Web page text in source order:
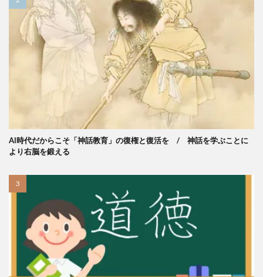
AI時代だからこそ「神話教育」の復権と復活を / 神話を学ぶことに
より右脳を鍛える